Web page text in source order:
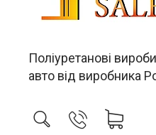
Поліуретанові
авто від виробника